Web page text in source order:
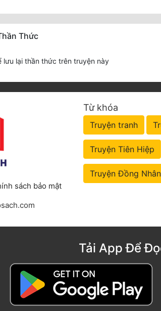
Thức
lưu lại thần thức trên truyện này
sách bảo mật
Từ khóa
Truyện tranh
Truyện Tiên Hiệp
Truyện Đồng Nhân
Tải App Để